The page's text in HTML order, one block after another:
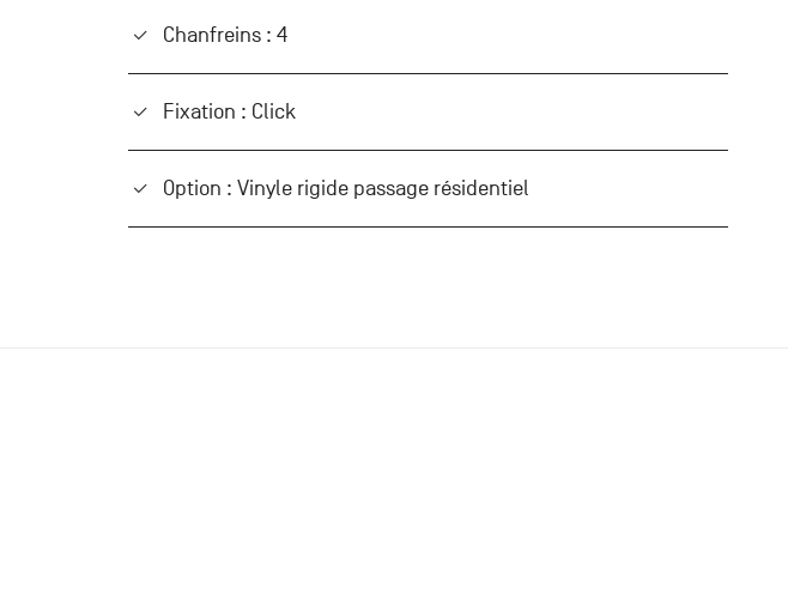
Chanfreins : 4
Fixation : Click
Option : Vinyle rigide passage résidentiel